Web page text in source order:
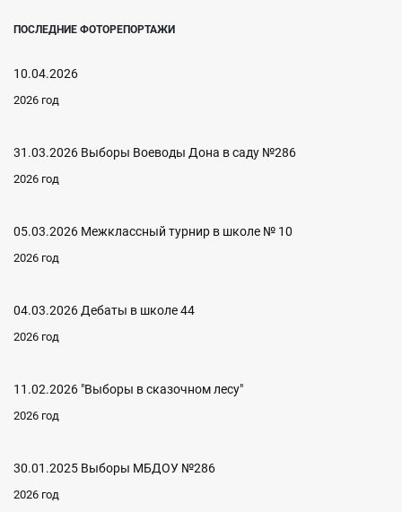
ПОСЛЕДНИЕ ФОТОРЕПОРТАЖИ
10.04.2026
2026 год
31.03.2026 Выборы Воеводы Дона в саду №286
2026 год
05.03.2026 Межклассный турнир в школе № 10
2026 год
04.03.2026 Дебаты в школе 44
2026 год
11.02.2026 "Выборы в сказочном лесу"
2026 год
30.01.2025 Выборы МБДОУ №286
2026 год